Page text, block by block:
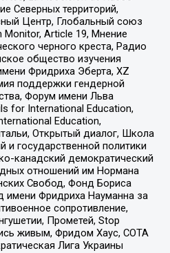
Северных территорий,
Центр, Глобальный союз
Monitor, Article 19, Мнение
черного креста, Радио
общество изучения
Фридриха Эберта, XZ
поддержки гендерной
Форум имени Льва
for International Education,
Education,
Открытый диалог, Школа
государственной политики
канадский демократический
отношений им Нормана
Свобод, Фонд Бориса
имени Фридриха Науманна за
сопротивление,
Прометей, Stop
живым, Фридом Хаус, СОТА
Лига Украины